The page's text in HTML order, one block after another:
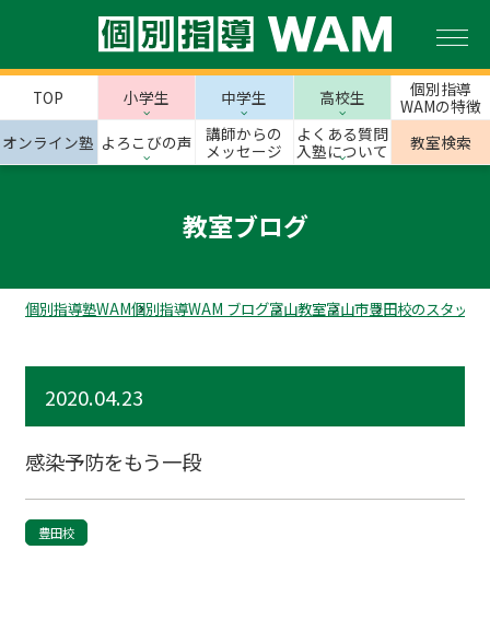
TOP 小学生 中学生 高校生
個別指導
WAMの特徴
オンライン塾 よろこびの声
講師からの
メッセージ
よくある質問
入塾について
教室検索
教室ブログ
個別指導塾WAM個別指導WAM ブログ富山教室富山市豊田校のスタッフ
2020.04.23
感染予防をもう一段
豊田校